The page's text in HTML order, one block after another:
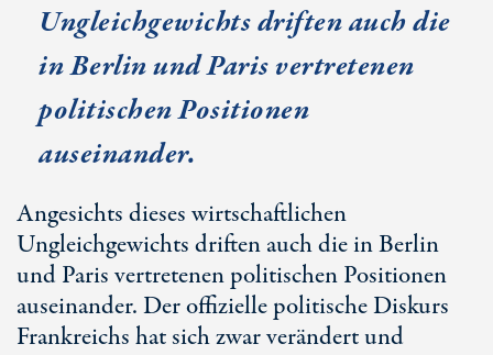
Ungleichgewichts driften auch die
in Berlin und Paris vertretenen
politischen Positionen
auseinander.
Angesichts dieses wirtschaftlichen
Ungleichgewichts driften auch die in Berlin
und Paris vertretenen politischen Positionen
auseinander. Der offizielle politische Diskurs
Frankreichs hat sich zwar verändert und